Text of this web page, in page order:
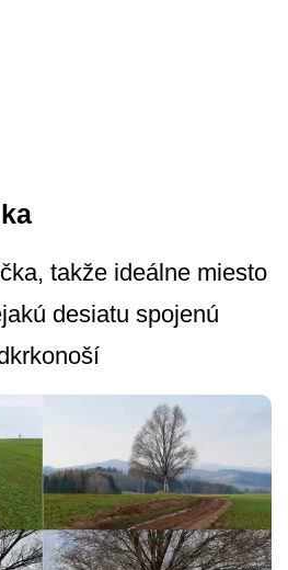
takže ideálne miesto
desiatu spojenú